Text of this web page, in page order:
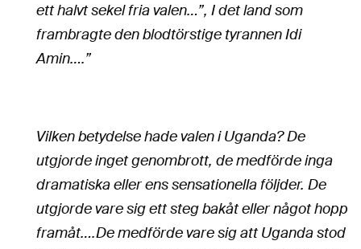
ett halvt sekel fria valen…”, I det land som
frambragte den blodtörstige tyrannen Idi
Amin….”
Vilken betydelse hade valen i Uganda? De
utgjorde inget genombrott, de medförde inga
dramatiska eller ens sensationella följder. De
utgjorde vare sig ett steg bakåt eller något hopp
framåt….De medförde vare sig att Uganda stod